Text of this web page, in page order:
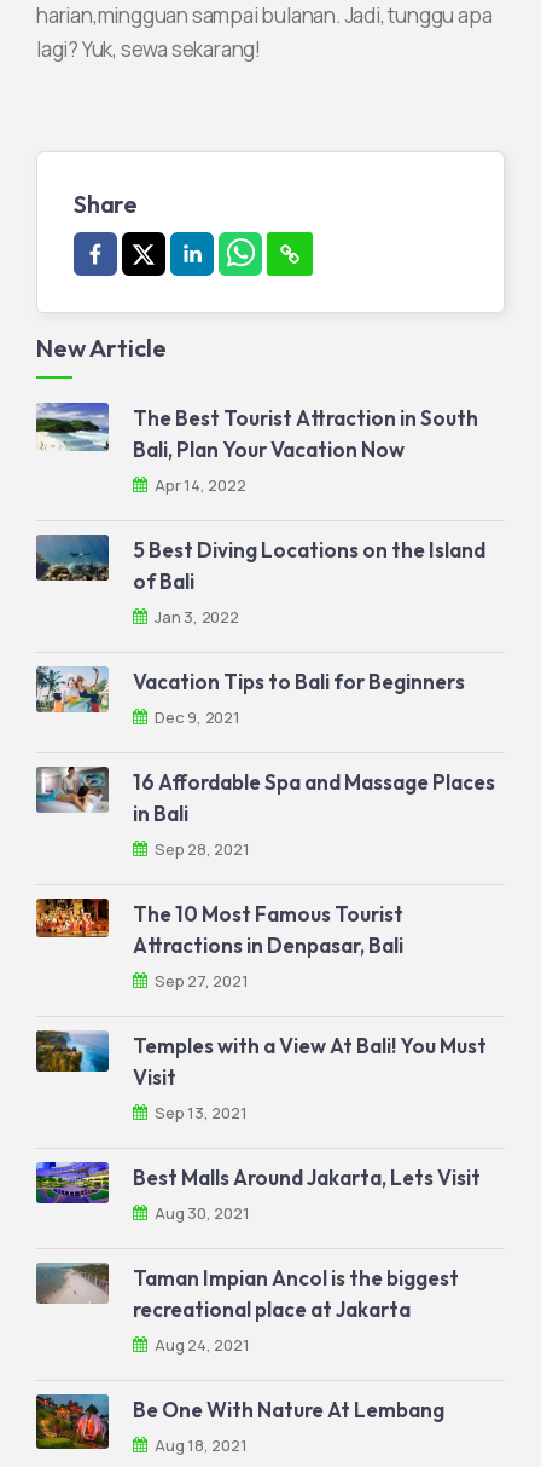
harian,mingguan sampai bulanan. Jadi, tunggu apa
lagi? Yuk, sewa sekarang!
Share
New Article
The Best Tourist Attraction in South
Bali, Plan Your Vacation Now
Apr 14, 2022
5 Best Diving Locations on the Island
of Bali
Jan 3, 2022
Vacation Tips to Bali for Beginners
Dec 9, 2021
16 Affordable Spa and Massage Places
in Bali
Sep 28, 2021
The 10 Most Famous Tourist
Attractions in Denpasar, Bali
Sep 27, 2021
Temples with a View At Bali! You Must
Visit
Sep 13, 2021
Best Malls Around Jakarta, Lets Visit
Aug 30, 2021
Taman Impian Ancol is the biggest
recreational place at Jakarta
Aug 24, 2021
Be One With Nature At Lembang
Aug 18, 2021